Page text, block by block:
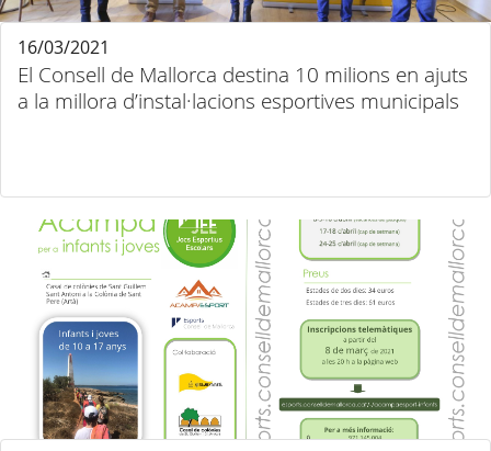
El Consell de Mallorca destina 10 milions en ajuts
a la millora d’instal·lacions esportives municipals
16/03/2021